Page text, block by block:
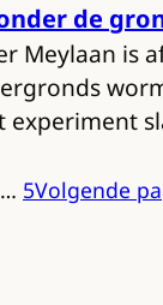
de
Meylaan is
experiment
… 5Volgende